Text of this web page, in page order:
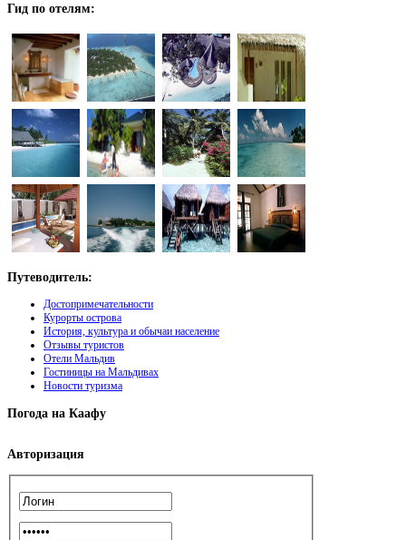
Гид по отелям:
Путеводитель:
Достопримечательности
Курорты острова
История, культура и обычаи население
Отзывы туристов
Отели Мальдив
Гостиницы на Мальдивах
Новости туризма
Погода на Каафу
Авторизация